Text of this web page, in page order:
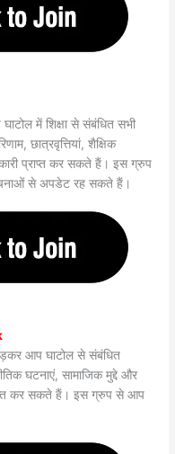
में शिक्षा से संबंधित सभी
छात्रवृत्तियां, शैक्षिक
प्राप्त कर सकते हैं। इस ग्रुप
से अपडेट रह सकते हैं।
आप घाटोल से संबंधित
घटनाएं, सामाजिक मुद्दे और
कर सकते हैं। इस ग्रुप से आप